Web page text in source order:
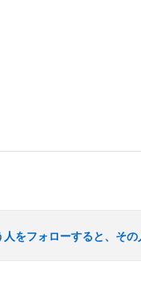
をフォローすると、その